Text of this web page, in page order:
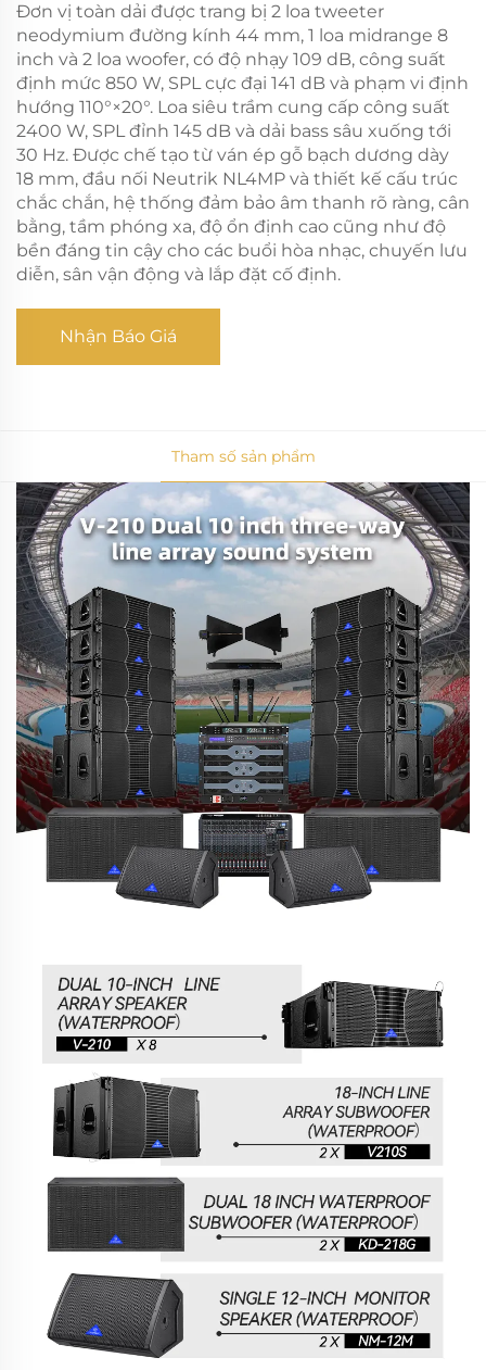
Đơn vị toàn dải được trang bị 2 loa tweeter
neodymium đường kính 44 mm, 1 loa midrange 8
inch và 2 loa woofer, có độ nhạy 109 dB, công suất
định mức 850 W, SPL cực đại 141 dB và phạm vi định
hướng 110°×20°. Loa siêu trầm cung cấp công suất
2400 W, SPL đỉnh 145 dB và dải bass sâu xuống tới
30 Hz. Được chế tạo từ ván ép gỗ bạch dương dày
18 mm, đầu nối Neutrik NL4MP và thiết kế cấu trúc
chắc chắn, hệ thống đảm bảo âm thanh rõ ràng, cân
bằng, tầm phóng xa, độ ổn định cao cũng như độ
bền đáng tin cậy cho các buổi hòa nhạc, chuyến lưu
diễn, sân vận động và lắp đặt cố định.
Nhận Báo Giá
Tham số sản phẩm